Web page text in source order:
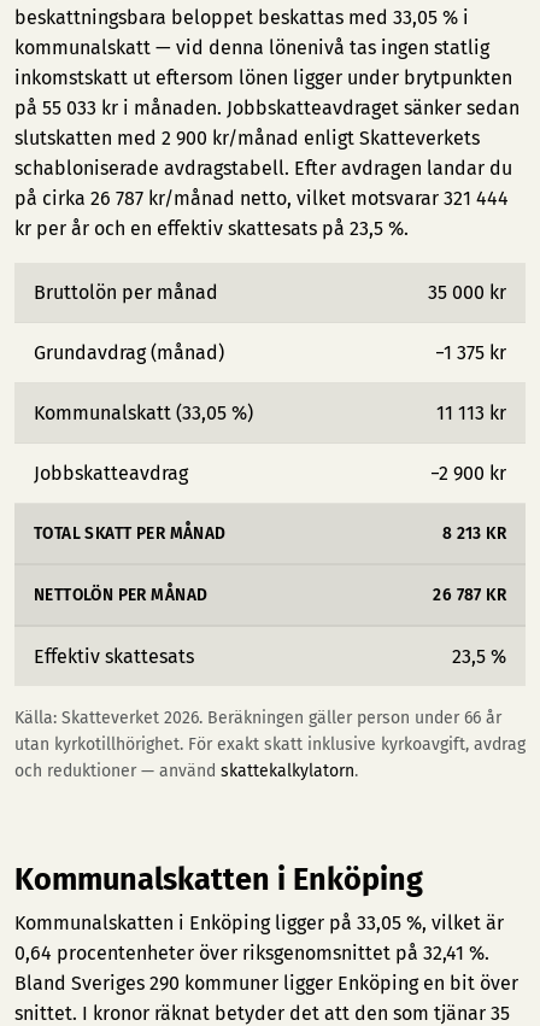
beskattningsbara beloppet beskattas med 33,05 % i
kommunalskatt — vid denna lönenivå tas ingen statlig
inkomstskatt ut eftersom lönen ligger under brytpunkten
på 55 033 kr i månaden. Jobbskatteavdraget sänker sedan
slutskatten med 2 900 kr/månad enligt Skatteverkets
schabloniserade avdragstabell. Efter avdragen landar du
på cirka 26 787 kr/månad netto, vilket motsvarar 321 444
kr per år och en effektiv skattesats på 23,5 %.
Bruttolön per månad 35 000 kr
Grundavdrag (månad) −1 375 kr
Kommunalskatt (33,05 %) 11 113 kr
Jobbskatteavdrag −2 900 kr
TOTAL SKATT PER MÅNAD 8 213 KR
NETTOLÖN PER MÅNAD 26 787 KR
Effektiv skattesats 23,5 %
Källa: Skatteverket 2026. Beräkningen gäller person under 66 år
utan kyrkotillhörighet. För exakt skatt inklusive kyrkoavgift, avdrag
och reduktioner — använd skattekalkylatorn.
Kommunalskatten i Enköping
Kommunalskatten i Enköping ligger på 33,05 %, vilket är
0,64 procentenheter över riksgenomsnittet på 32,41 %.
Bland Sveriges 290 kommuner ligger Enköping en bit över
snittet. I kronor räknat betyder det att den som tjänar 35